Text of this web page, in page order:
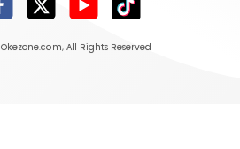
Okezone.com, All Rights Reserved